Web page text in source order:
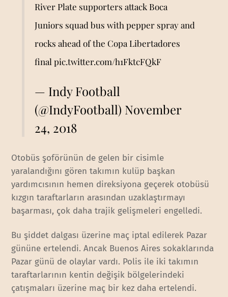
River Plate supporters attack Boca
Juniors squad bus with pepper spray and
rocks ahead of the Copa Libertadores
final pic.twitter.com/h1FktcFQkF
— Indy Football
(@IndyFootball) November
24, 2018
Otobüs şoförünün de gelen bir cisimle
yaralandığını gören takımın kulüp başkan
yardımcısının hemen direksiyona geçerek otobüsü
kızgın taraftarların arasından uzaklaştırmayı
başarması, çok daha trajik gelişmeleri engelledi.
Bu şiddet dalgası üzerine maç iptal edilerek Pazar
gününe ertelendi. Ancak Buenos Aires sokaklarında
Pazar günü de olaylar vardı. Polis ile iki takımın
taraftarlarının kentin değişik bölgelerindeki
çatışmaları üzerine maç bir kez daha ertelendi.